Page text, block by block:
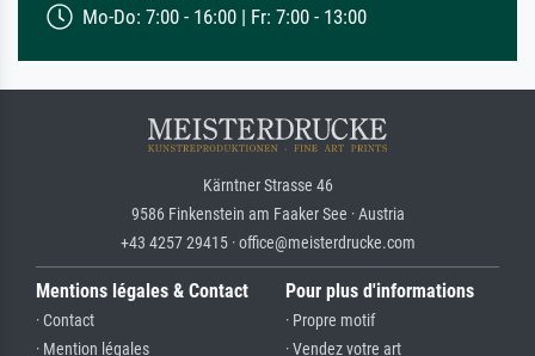
Mo-Do: 7:00 - 16:00 | Fr: 7:00 - 13:00
Kärntner Strasse 46
9586 Finkenstein am Faaker See · Austria
+43 4257 29415 · office@meisterdrucke.com
Mentions légales & Contact
· Contact
· Mention légales
Pour plus d'informations
· Propre motif
· Vendez votre art